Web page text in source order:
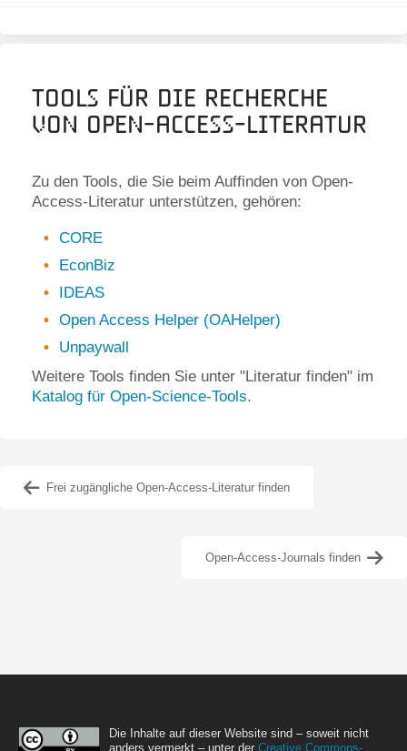
Tools für die Recherche
von Open-Access-Literatur
Zu den Tools, die Sie beim Auffinden von Open-
Access-Literatur unterstützen, gehören:
CORE
EconBiz
IDEAS
Open Access Helper (OAHelper)
Unpaywall
Weitere Tools finden Sie unter "Literatur finden" im
Katalog für Open-Science-Tools.
Frei zugängliche Open-Access-Literatur finden
Open-Access-Journals finden
Die Inhalte auf dieser Website sind – soweit nicht
anders vermerkt – unter der Creative Commons-